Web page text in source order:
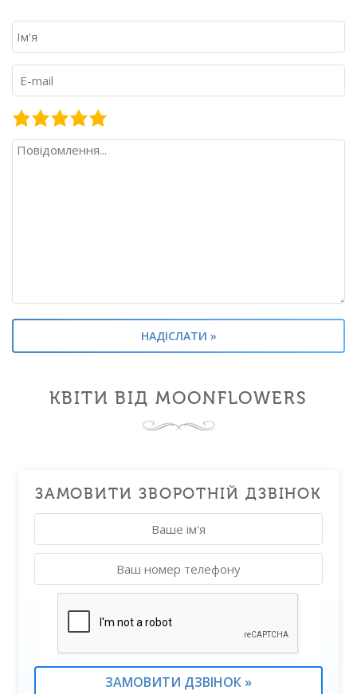
КВІТИ ВІД MOONFLOWERS
ЗАМОВИТИ ЗВОРОТНІЙ ДЗВІНОК